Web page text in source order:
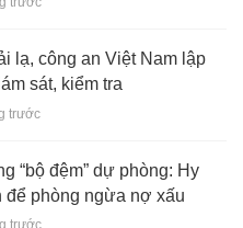
lạ, công an Việt Nam lập
sát, kiểm tra
trước
“bộ đệm” dự phòng: Hy
để phòng ngừa nợ xấu
trước